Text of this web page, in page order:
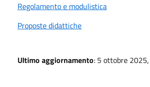
Regolamento e modulistica
Proposte didattiche
Ultimo aggiornamento: 5 ottobre